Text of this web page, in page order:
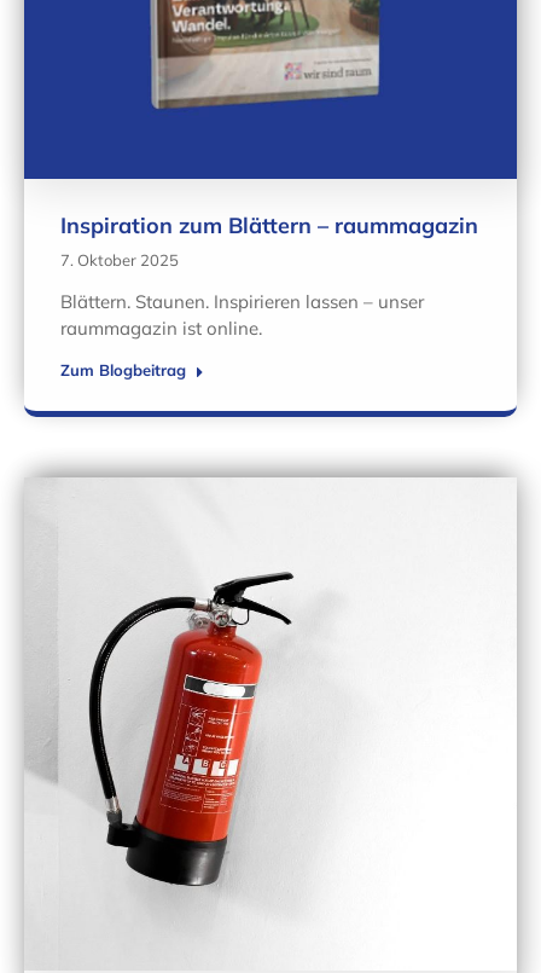
Inspiration zum Blättern – raummagazin
7. Oktober 2025
Blättern. Staunen. Inspirieren lassen – unser
raummagazin ist online.
Zum Blogbeitrag